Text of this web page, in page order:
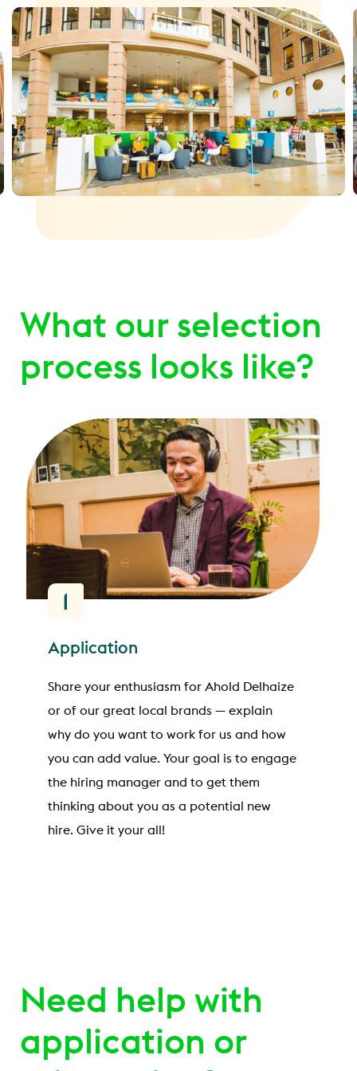
to
this
What our selection
process looks like?
1
Application
Share your enthusiasm for Ahold Delhaize
or of our great local brands — explain
why do you want to work for us and how
you can add value. Your goal is to engage
the hiring manager and to get them
thinking about you as a potential new
hire. Give it your all!
Need help with
application or